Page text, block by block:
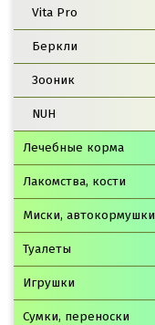
Vita Pro
Беркли
Зооник
NUH
Лечебные корма
Лакомства, кости
Миски, автокормушки
Туалеты
Игрушки
Сумки, переноски